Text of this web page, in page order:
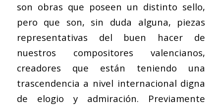
son obras que poseen un distinto sello,
pero que son, sin duda alguna, piezas
representativas del buen hacer de
nuestros compositores valencianos,
creadores que están teniendo una
trascendencia a nivel internacional digna
de elogio y admiración. Previamente